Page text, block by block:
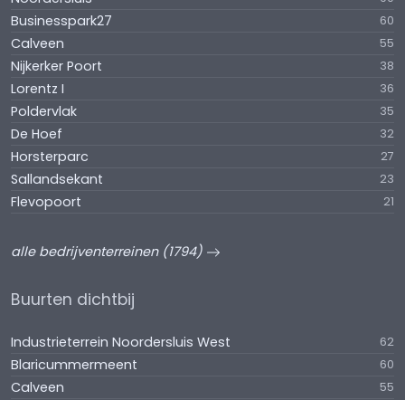
Businesspark27 60
Calveen 55
Nijkerker Poort 38
Lorentz I 36
Poldervlak 35
De Hoef 32
Horsterparc 27
Sallandsekant 23
Flevopoort 21
alle bedrijventerreinen (1794)
Buurten dichtbij
Industrieterrein Noordersluis West 62
Blaricummermeent 60
Calveen 55